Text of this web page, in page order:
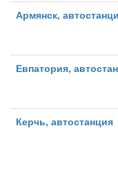
Армянск,
Евпатория,
Керчь, автостанция